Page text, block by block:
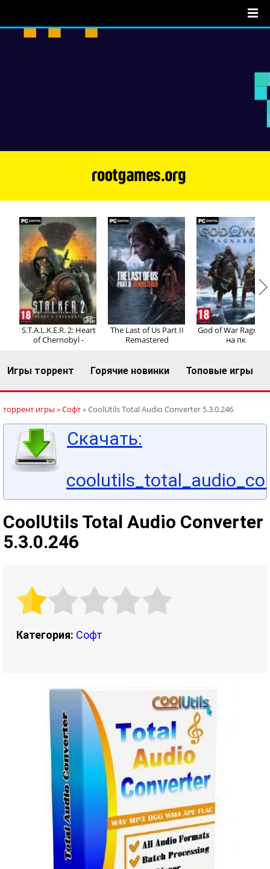
Регистрация Вход
S.T.A.L.K.E.R. 2: Heart
of Chernobyl -
The Last of Us Part II
Remastered
God of War
на пк
Игры торрент Горячие новинки Топовые игры
торрент игры »Софт» CoolUtils Total Audio Converter 5.3.0.246
Скачать:
CoolUtils Total Audio Converter
5.3.0.246
Категория: Софт